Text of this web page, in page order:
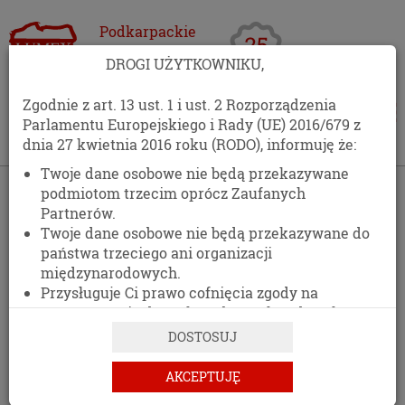
Podkarpackie
Centrum
Opakowań
›Galeria
GALERIA OPAKOWAŃ
Zapraszamy do zapoznania z galerią opakowań
zrealizowaliśmy dla naszych klientów.
W galerii znajdziesz reklamówki z nadrukiem,
torby papierowe zakupowe, torebki papierowe na
DROGI UŻYTKOWNIKU,
Zgodnie z art. 13 ust. 1 i ust. 2 Rozporządzenia
Parlamentu Europejskiego i Rady (UE) 2016/679 z
dnia 27 kwietnia 2016 roku (RODO), informuję że:
Twoje dane osobowe nie będą przekazywane
podmiotom trzecim oprócz Zaufanych
Partnerów.
Twoje dane osobowe nie będą przekazywane do
państwa trzeciego ani organizacji
międzynarodowych.
Przysługuje Ci prawo cofnięcia zgody na
przetwarzanie danych osobowych w dowolnym
momencie, bez wpływu na zgodność z prawem
zgody przed jej cofnięciem.
Posiadasz prawo dostępu do treści swoich
DOSTOSUJ
AKCEPTUJĘ